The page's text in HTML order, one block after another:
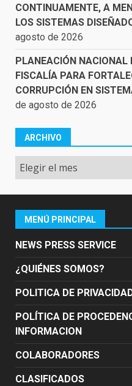
CONTINUAMENTE, A
LOS SISTEMAS
agosto de 2026
PLANEACIÓN NACIONAL
FISCALÍA PARA
CORRUPCIÓN EN
de agosto de 2026
ARCHIVO
Archivo
MENÚ PRINCIPAL
NEWS PRESS SERVICE
¿QUIÉNES SOMOS?
POLITICA DE
POLÍTICA DE
INFORMACION
COLABORADORES
CLASIFICADOS